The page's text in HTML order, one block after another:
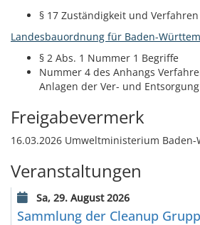
§ 17 Zuständigkeit und
Landesbauordnung für Baden-
§ 2 Abs. 1 Nummer 1 Begriffe
Nummer 4 des Anhangs
Anlagen der Ver- und Entsorgung
Freigabevermerk
16.03.2026 Umweltministerium
Veranstaltungen
Sa, 29. August 2026
Sammlung der Cleanup